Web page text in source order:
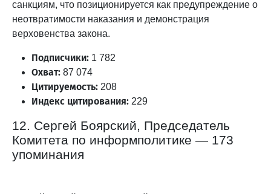
санкциям, что позиционируется как предупреждение о
неотвратимости наказания и демонстрация
верховенства закона.
Подписчики: 1 782
Охват: 87 074
Цитируемость: 208
Индекс цитирования: 229
12. Сергей Боярский, Председатель
Комитета по информполитике — 173
упоминания